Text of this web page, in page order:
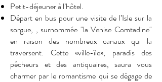
Petit-déjeuner à l’hôtel.
Départ en bus pour une visite de l’Isle sur la
sorgue, , surnommée "la Venise Comtadine"
en raison des nombreux canaux qui la
traversent. Cette «ville-île», paradis des
pêcheurs et des antiquaires, saura vous
charmer par le romantisme qui se dégage de